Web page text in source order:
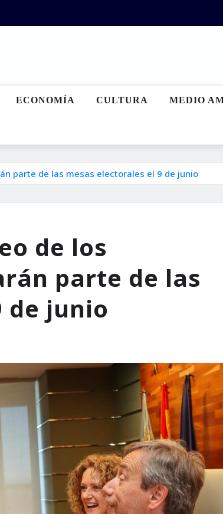
ECONOMÍA CULTURA MEDIO
parte de las mesas electorales el 9 de junio
de los
parte de las
de junio